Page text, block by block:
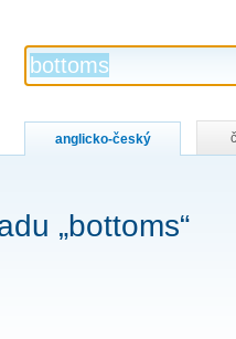
anglicko-český
„bottoms“